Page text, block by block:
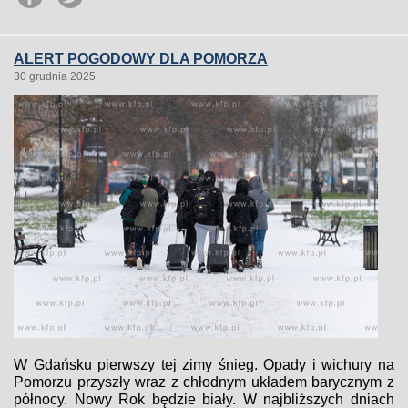
ALERT POGODOWY DLA POMORZA
30 grudnia 2025
W Gdańsku pierwszy tej zimy śnieg. Opady i wichury na
Pomorzu przyszły wraz z chłodnym układem barycznym z
północy. Nowy Rok będzie biały. W najbliższych dniach